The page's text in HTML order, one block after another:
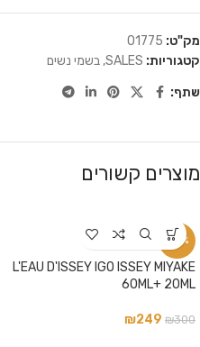
מק"ט: 01775
קטגוריות: SALES
, בשמי נשים
שתף:
מוצרים קשורים
-17%
L'EAU D'ISSEY IGO ISSEY MIYAKE
60ML+ 20ML
₪300
₪249